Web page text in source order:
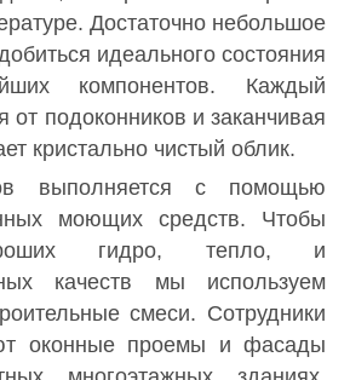
Достаточно небольшое
идеального состояния
компонентов. Каждый
от подоконников и заканчивая
кристально чистый облик.
выполняется с помощью
моющих средств. Чтобы
гидро, тепло, и
качеств мы используем
смеси. Сотрудники
оконные проемы и фасады